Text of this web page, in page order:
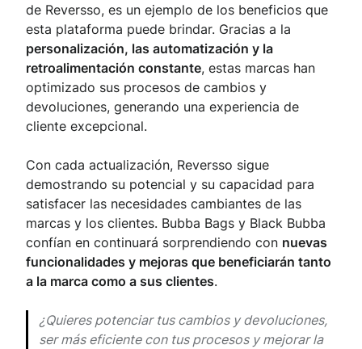
de Reversso, es un ejemplo de los beneficios que
esta plataforma puede brindar. Gracias a la
personalización, las automatización y la
retroalimentación constante, estas marcas han
optimizado sus procesos de cambios y
devoluciones, generando una experiencia de
cliente excepcional.
Con cada actualización, Reversso sigue
demostrando su potencial y su capacidad para
satisfacer las necesidades cambiantes de las
marcas y los clientes. Bubba Bags y Black Bubba
confían en continuará sorprendiendo con nuevas
funcionalidades y mejoras que beneficiarán tanto
a la marca como a sus clientes.
¿Quieres potenciar tus cambios y devoluciones,
ser más eficiente con tus procesos y mejorar la